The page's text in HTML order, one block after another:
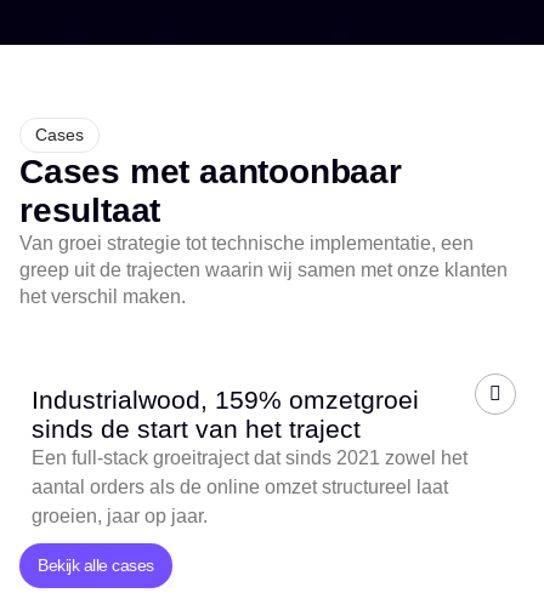
Cases
Cases met aantoonbaar
resultaat
Van groei strategie tot technische implementatie, een
greep uit de trajecten waarin wij samen met onze klanten
het verschil maken.
Industrialwood, 159% omzetgroei
sinds de start van het traject
Een full-stack groeitraject dat sinds 2021 zowel het
aantal orders als de online omzet structureel laat
groeien, jaar op jaar.
Bekijk alle cases